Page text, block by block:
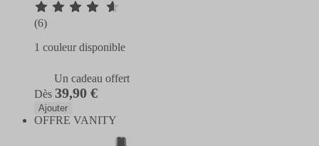
(6)
1 couleur disponible
Un cadeau offert
Dès 39,90 €
Ajouter
OFFRE VANITY